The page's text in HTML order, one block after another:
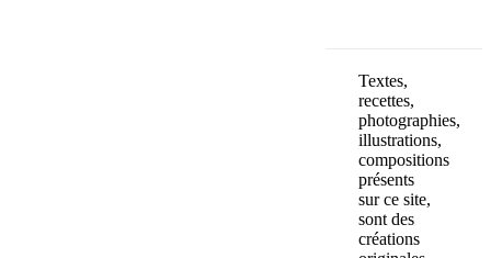
Textes,
recettes,
photographies,
illustrations,
compositions
présents
sur ce site,
sont des
créations